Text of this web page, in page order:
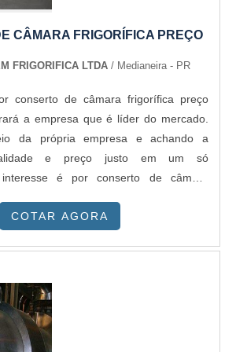
CÂMARA FRIGORÍFICA PREÇO
FRIGORIFICA LTDA / Medianeira - PR
conserto de câmara frigorífica preço
a empresa que é líder do mercado.
da própria empresa e achando a
e preço justo em um só
é por conserto de câmara
encontrar ótima qualidade com
de demonstrar competência e
área de atuação. A JC Montagem
sua energia em criar aos parceiros uma
COTAR AGORA